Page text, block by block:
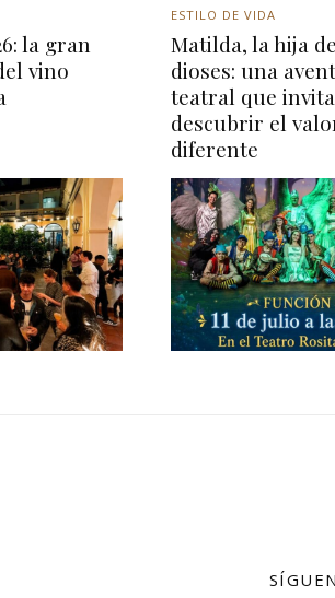
la gran
vino
ESTILO DE VIDA
Matilda, la hija
dioses: una
teatral que
descubrir el
diferente